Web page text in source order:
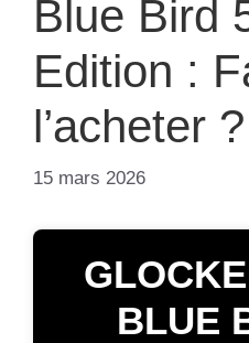
Blue Bird
Edition :
l’acheter ?
15 mars 2026
BLUE